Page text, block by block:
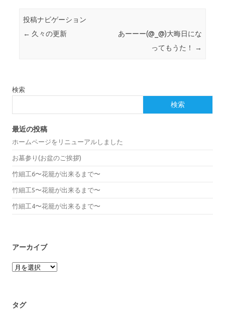
投稿ナビゲーション
← 久々の更新
あーーー(@_@)大晦日にな
ってもうた！
→
検索
検索
最近の投稿
ホームページをリニューアルしました
お墓参り(お盆のご挨拶)
竹細工6〜花籠が出来るまで〜
竹細工5〜花籠が出来るまで〜
竹細工4〜花籠が出来るまで〜
アーカイブ
ア
ブ
タグ